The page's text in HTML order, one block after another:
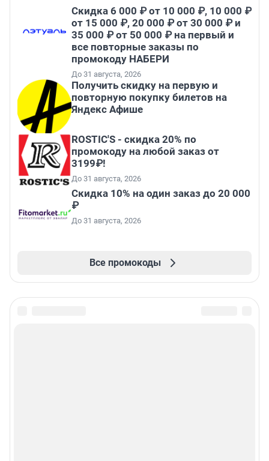
Скидка 6 000 ₽ от 10 000 ₽, 10 000 ₽
от 15 000 ₽, 20 000 ₽ от 30 000 ₽ и
35 000 ₽ от 50 000 ₽ на первый и
все повторные заказы по
промокоду НАБЕРИ
До 31 августа, 2026
Получить скидку на первую и
повторную покупку билетов на
Яндекс Афише
ROSTIC'S - скидка 20% по
промокоду на любой заказ от
3199₽!
До 31 августа, 2026
Скидка 10% на один заказ до 20 000
₽
До 31 августа, 2026
Все промокоды